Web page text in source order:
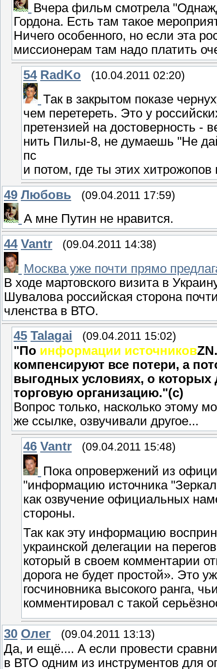
Вчера фильм смотрела
Гордона. Есть там такое
Ничего особенного, но если эта
миссионерам там надо платить
54 RadKo (10.04.2011 02:20)
Так в закрытом показе
чем перетереть. Это у
претензией на достоверность -
нить Пилы-8, не думаешь "Не
пс
и потом, где ты этих
49 Любовь (09.04.2011 17:59)
А мне Путин не нравится.
44 Vantr (09.04.2011 14:38)
Москва уже почти прямо
В ходе мартовского визита в
Шувалова российская сторона
членства в ВТО.
45 Talagai (09.04.2011 15:02)
"По информации источников
компенсируют все потери, а
выгодных условиях, о которых
торговую организацию."(с)
Вопрос только, насколько этому
же ссылке, озвучивали другое...
46 Vantr (09.04.2011 15:48)
Пока опровержений из
"информацию источника
как озвучение официальных
стороны.
Так как эту информацию
украинской делегации на
который в своем комментарии
дорога не будет простой». Это
госчиновника высокого ранга,
комментировал с такой
30 Олeг (09.04.2011 13:13)
Да, и ещё.... А если провести
в ВТО одним из инструментов для